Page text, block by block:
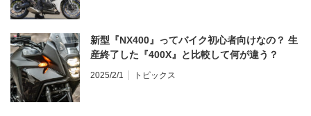
新型『NX400』ってバイク初心者向けなの？ 生
産終了した『400X』と比較して何が違う？
2025/2/1 トピックス